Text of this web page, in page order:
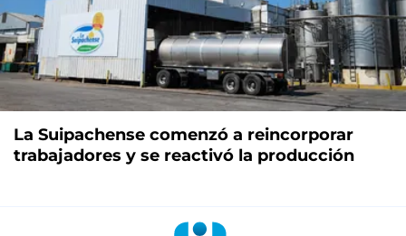
La Suipachense comenzó a reincorporar
trabajadores y se reactivó la producción